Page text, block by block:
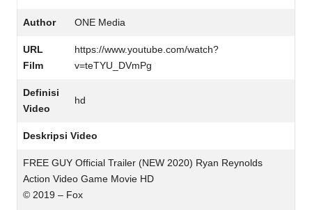
Author ONE Media
URL
Film
https://www.youtube.com/watch?
v=teTYU_DVmPg
Definisi
Video
hd
Deskripsi Video
FREE GUY Official Trailer (NEW 2020) Ryan Reynolds
Action Video Game Movie HD
© 2019 – Fox